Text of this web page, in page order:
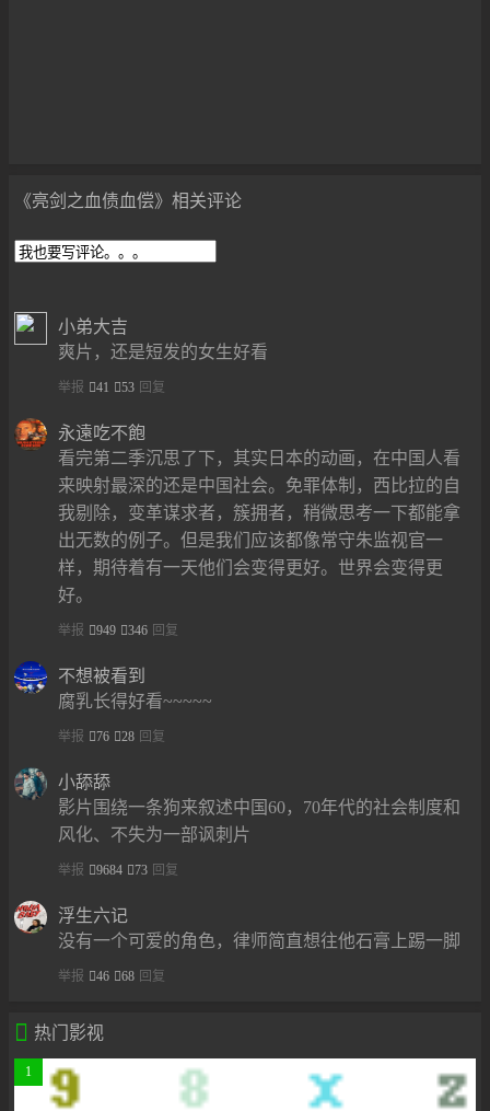
《亮剑之血债血偿》相关评论
小弟大吉
爽片，还是短发的女生好看
举报 41 53 回复
永遠吃不飽
看完第二季沉思了下，其实日本的动画，在中国人看
来映射最深的还是中国社会。免罪体制，西比拉的自
我剔除，变革谋求者，簇拥者，稍微思考一下都能拿
出无数的例子。但是我们应该都像常守朱监视官一
样，期待着有一天他们会变得更好。世界会变得更
好。
举报 949 346 回复
不想被看到
腐乳长得好看~~~~~
举报 76 28 回复
小舔舔
影片围绕一条狗来叙述中国60，70年代的社会制度和
风化、不失为一部讽刺片
举报 9684 73 回复
浮生六记
没有一个可爱的角色，律师简直想往他石膏上踢一脚
举报 46 68 回复
 热门影视
1